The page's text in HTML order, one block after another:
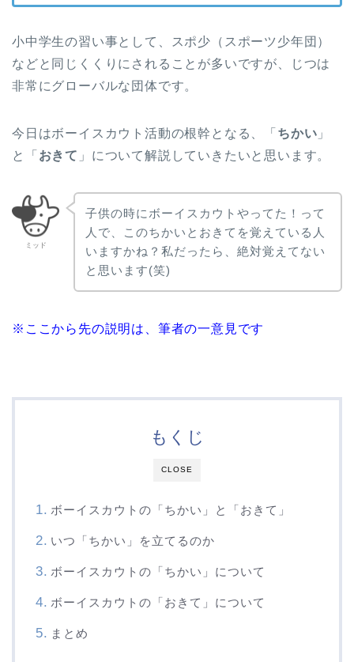
小中学生の習い事として、スポ少（スポーツ少年団）
などと同じくくりにされることが多いですが、じつは
非常にグローバルな団体です。
今日はボーイスカウト活動の根幹となる、「 ちかい 」
と「 おきて 」について解説していきたいと思います。
ミッド
子供の時にボーイスカウトやってた！って
人で、このちかいとおきてを覚えている人
いますかね？私だったら、絶対覚えてない
と思います(笑)
※ここから先の説明は、筆者の一意見です
CLOSE
もくじ
ボーイスカウトの「ちかい」と「おきて」
いつ「ちかい」を立てるのか
ボーイスカウトの「ちかい」について
ボーイスカウトの「おきて」について
まとめ